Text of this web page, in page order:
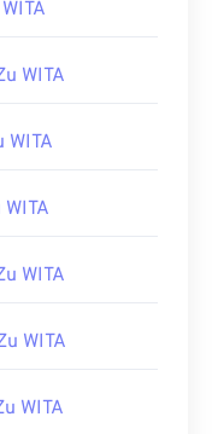
WITA
WITA
WITA
WITA
WITA
WITA